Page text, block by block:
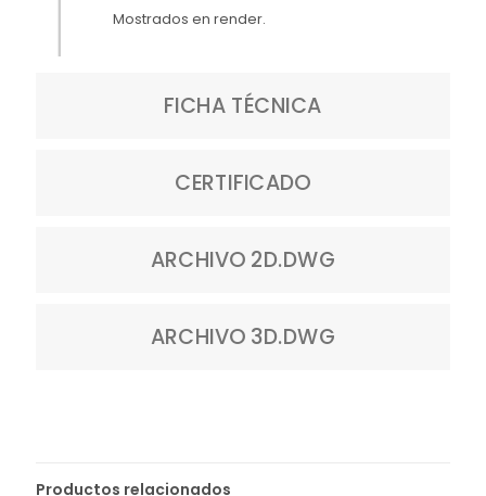
Mostrados en render.
FICHA TÉCNICA
CERTIFICADO
ARCHIVO 2D.DWG
ARCHIVO 3D.DWG
Productos relacionados